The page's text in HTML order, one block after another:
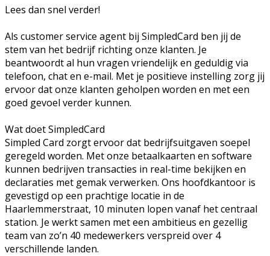
Lees dan snel verder!
Als customer service agent bij SimpledCard ben jij de
stem van het bedrijf richting onze klanten. Je
beantwoordt al hun vragen vriendelijk en geduldig via
telefoon, chat en e-mail. Met je positieve instelling zorg jij
ervoor dat onze klanten geholpen worden en met een
goed gevoel verder kunnen.
Wat doet SimpledCard
Simpled Card zorgt ervoor dat bedrijfsuitgaven soepel
geregeld worden. Met onze betaalkaarten en software
kunnen bedrijven transacties in real-time bekijken en
declaraties met gemak verwerken. Ons hoofdkantoor is
gevestigd op een prachtige locatie in de
Haarlemmerstraat, 10 minuten lopen vanaf het centraal
station. Je werkt samen met een ambitieus en gezellig
team van zo’n 40 medewerkers verspreid over 4
verschillende landen.